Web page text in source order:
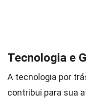
Tecnologia e
A tecnologia por
contribui para sua